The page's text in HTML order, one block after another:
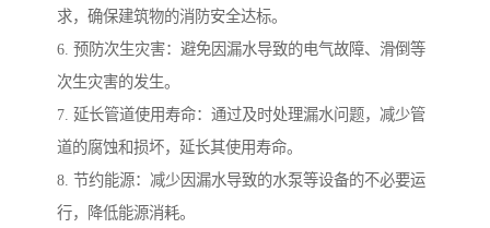
求，确保建筑物的消防安全达标。
6. 预防次生灾害：避免因漏水导致的电气故障、滑倒等
次生灾害的发生。
7. 延长管道使用寿命：通过及时处理漏水问题，减少管
道的腐蚀和损坏，延长其使用寿命。
8. 节约能源：减少因漏水导致的水泵等设备的不必要运
行，降低能源消耗。